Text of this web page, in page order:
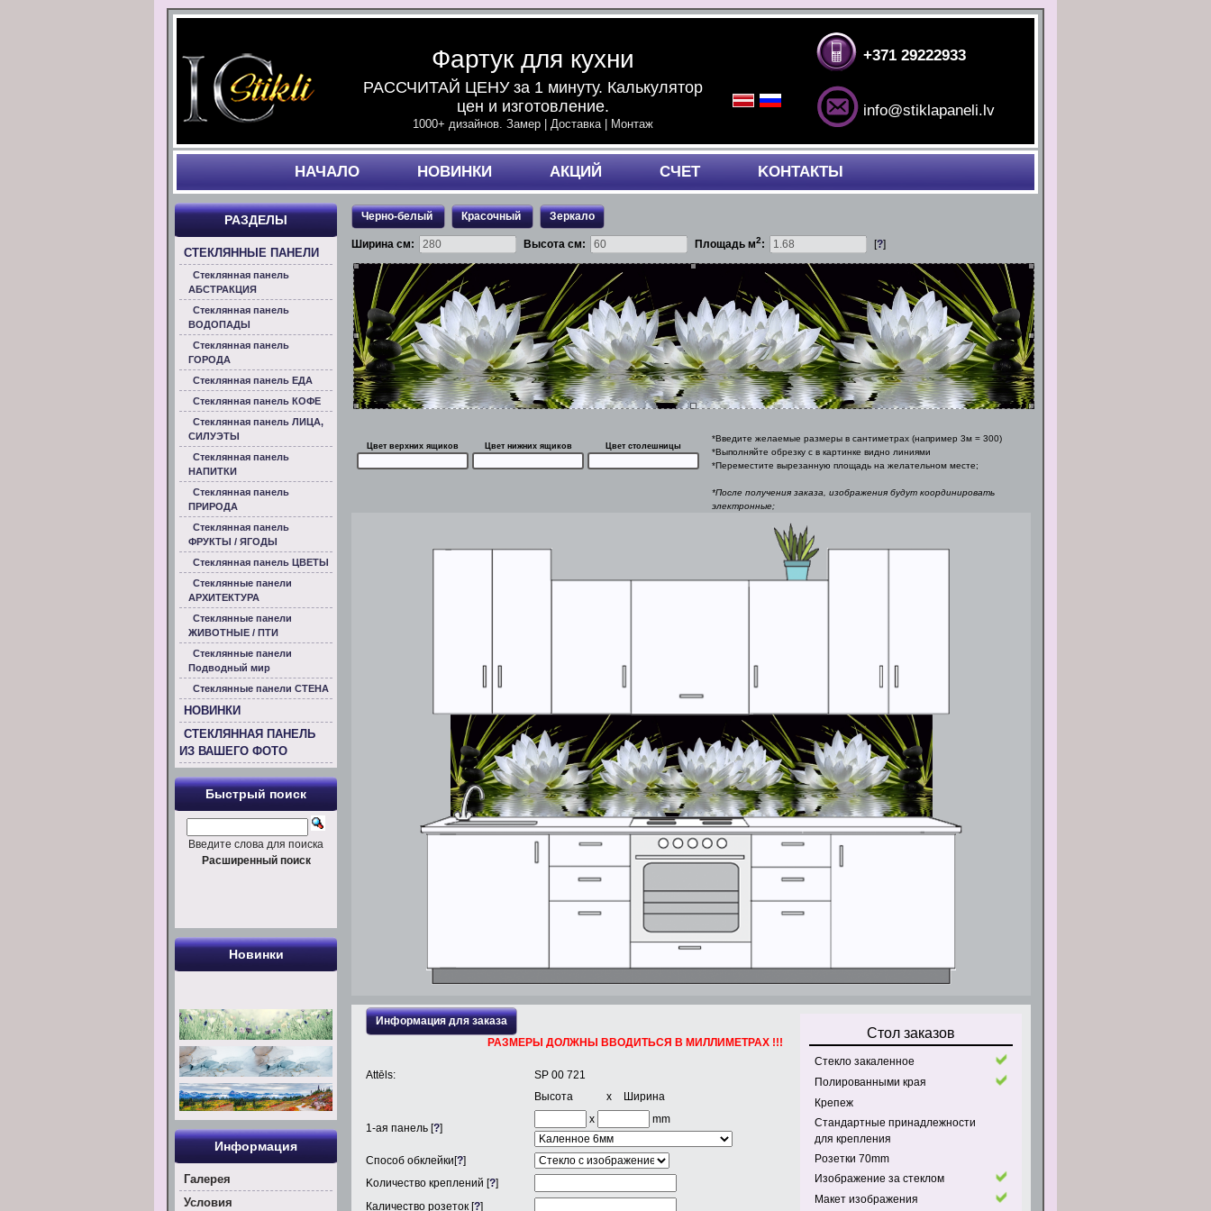
Фартук для кухни
РАССЧИТАЙ ЦЕНУ за 1 минуту. Калькулятор
цен и изготовление.
1000+ дизайнов. Замер | Доставка | Монтаж
+371 29222933
info@stiklapaneli.lv
НАЧАЛO НОВИНКИ АКЦИЙ СЧЕТ KОНТАКТЫ
Черно-белый Красочный Зеркало
Ширина см: Высота см: Площадь м2: [?]
Цвет верхних ящиков Цвет нижних ящиков Цвет столешницы
*Введите желаемые размеры в сантиметрах (например 3м = 300)
*Выполняйте обрезку с в картинке видно линиями
*Переместите вырезанную площадь на желательном месте;
*После получения заказа, изображения будут координировать
электронные;
Информация для заказа
РАЗМЕРЫ ДОЛЖНЫ ВВОДИТЬСЯ В МИЛЛИМЕТРАХ !!!
Attēls:
SP 00 721
Высота
x Ширина
1-ая панель [?]
x mm
Способ обклейки[?]
Kоличество креплений [?]
Каличество розеток [?]
Стол заказов
Стекло закаленное
Полированными края
Крепеж
Стандартные принадлежности
для крепления
Pозетки 70mm
Изображение за стеклом
Макет изображения
РАЗДЕЛЫ
СТЕКЛЯННЫЕ ПАНЕЛИ
Стеклянная панель
АБСТРАКЦИЯ
Стеклянная панель
ВОДОПАДЫ
Стеклянная панель
ГОРОДА
Стеклянная панель ЕДА
Стеклянная панель КОФЕ
Стеклянная панель ЛИЦА,
СИЛУЭТЫ
Стеклянная панель
НАПИТКИ
Стеклянная панель
ПРИРОДА
Стеклянная панель
ФРУКТЫ / ЯГОДЫ
Стеклянная панель ЦВЕТЫ
Стеклянные панели
АРХИТЕКТУРА
Стеклянные панели
ЖИВОТНЫЕ / ПТИ
Стеклянные панели
Подводный мир
Стеклянные панели СТЕНА
НОВИНКИ
СТЕКЛЯННАЯ ПАНЕЛЬ
ИЗ ВАШЕГО ФОТО
Быстрый поиск
Введите слова для поиска
Расширенный поиск
Новинки
Информация
Галерея
Условия